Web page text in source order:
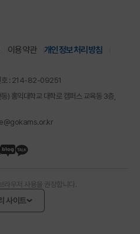
이용약관
개인정보처리방침
호 : 214-82-09251
홍익대학교 대학로 캠퍼스 교육동 3층,
우저 사용을 권장합니다.
사이트